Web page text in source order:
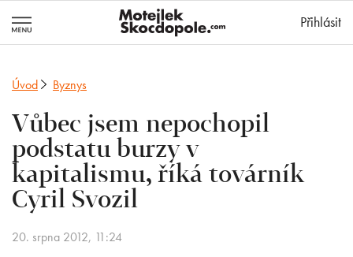
Přihlásit
Úvod Byznys
Vůbec jsem nepochopil
podstatu burzy v
kapitalismu, říká továrník
Cyril Svozil
20. srpna 2012, 11:24